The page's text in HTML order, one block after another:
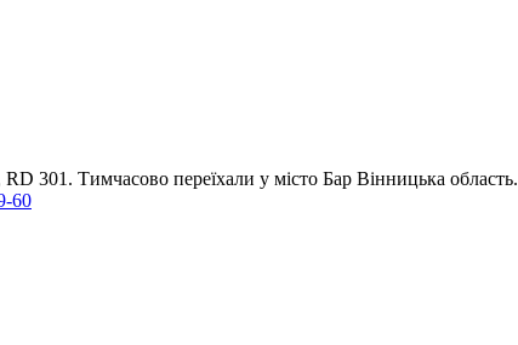
301. Тимчасово переїхали у місто Бар Вінницька область.
60